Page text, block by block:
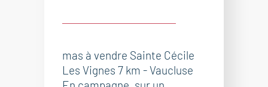
mas à vendre Sainte Cécile
Les Vignes 7 km - Vaucluse